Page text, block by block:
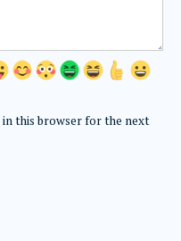
in this browser for the next